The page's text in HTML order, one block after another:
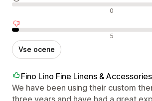
Nevtralne ocene 0
Negativne ocene 5
Vse ocene
Fino Lino Fine Linens & Accessories
We have been using their custom
three years and have had a great